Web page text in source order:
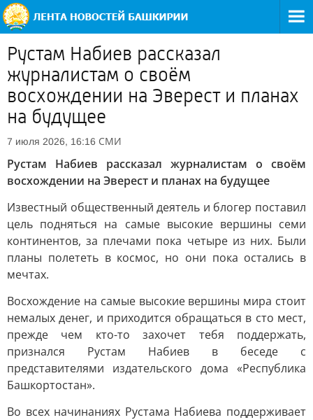
Рустам Набиев рассказал
журналистам о своём
восхождении на Эверест и планах
на будущее
7 июля 2026, 16:16 СМИ
Рустам Набиев рассказал журналистам о своём
восхождении на Эверест и планах на будущее
Известный общественный деятель и блогер поставил
цель подняться на самые высокие вершины семи
континентов, за плечами пока четыре из них. Были
планы полететь в космос, но они пока остались в
мечтах.
Восхождение на самые высокие вершины мира стоит
немалых денег, и приходится обращаться в сто мест,
прежде чем кто-то захочет тебя поддержать,
признался Рустам Набиев в беседе с
представителями издательского дома «Республика
Башкортостан».
Во всех начинаниях Рустама Набиева поддерживает